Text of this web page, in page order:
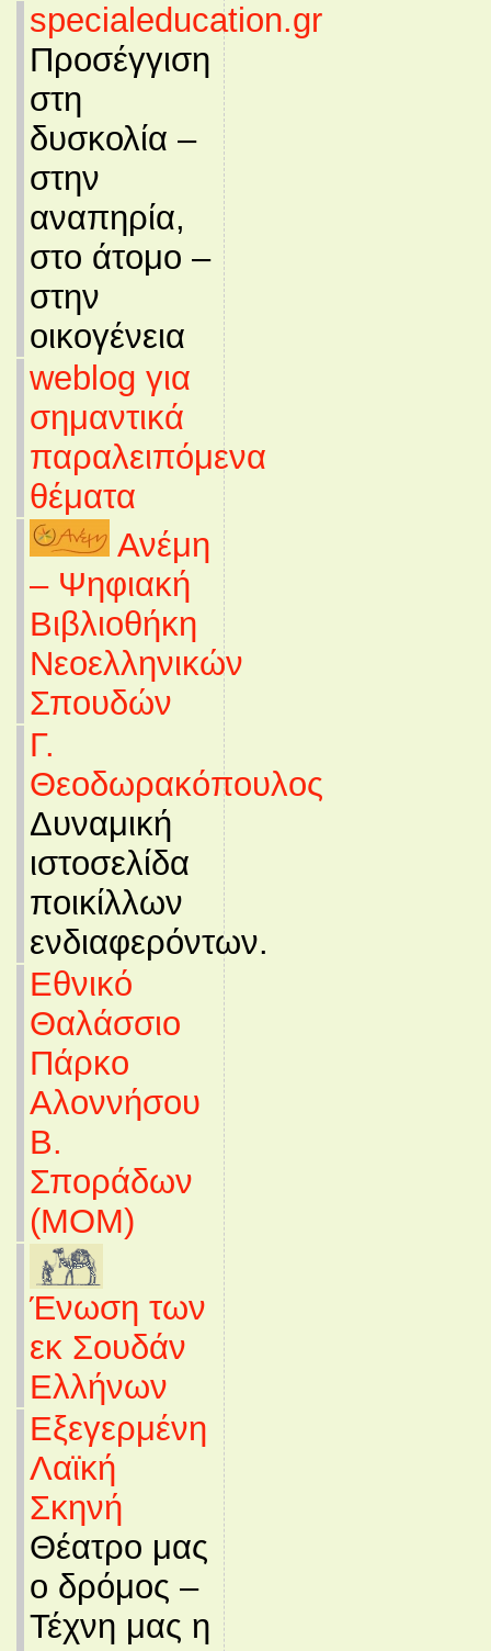
specialeducation.gr
Προσέγγιση
στη
δυσκολία –
στην
αναπηρία,
στο άτομο –
στην
οικογένεια
weblog για
σημαντικά
παραλειπόμενα
θέματα
Ανέμη
– Ψηφιακή
Βιβλιοθήκη
Νεοελληνικών
Σπουδών
Γ.
Θεοδωρακόπουλος
Δυναμική
ιστοσελίδα
ποικίλλων
ενδιαφερόντων.
Εθνικό
Θαλάσσιο
Πάρκο
Αλοννήσου
Β.
Σποράδων
(MOM)
Ένωση των
εκ Σουδάν
Ελλήνων
Εξεγερμένη
Λαϊκή
Σκηνή
Θέατρο μας
ο δρόμος –
Τέχνη μας η